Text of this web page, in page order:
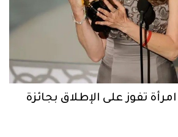
تفوز على الإطلاق بجائزة